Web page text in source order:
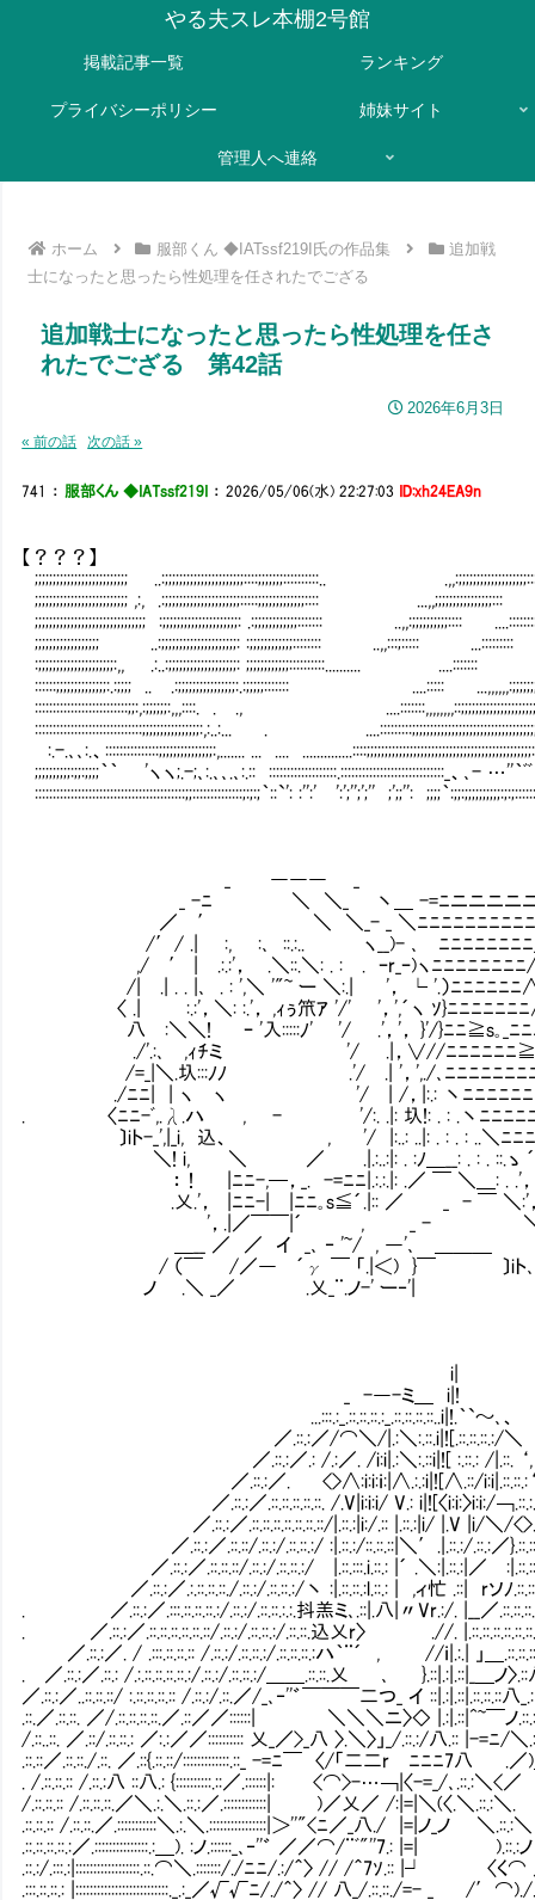
やる夫スレ本棚2号館
掲載記事一覧 ランキング
プライバシーポリシー 姉妹サイト
管理人へ連絡
ホーム 服部くん ◆IATssf219I氏の作品集
追加戦
士になったと思ったら性処理を任されたでござる
追加戦士になったと思ったら性処理を任さ
れたでござる 第42話
2026年6月3日
« 前の話 次の話 »
741 ： 服部くん ◆IATssf219I ：2026/05/06(水) 22:27:03 ID:xh24EA9n
【？？？】
;;;;;;;;;;;;;;;;;;;;;;;;;; ..:;;;;;;;;;;;;;;;;;;;;;;::::;;;;;;;::::::::::..
;;;;;;;;;;;;;;;;;;;;;;;;;; ,:, .:;;;;;;;;;;;;;;;;;;;;;:::::;;;;;;;;;;;;;:::: ...,,;;;;;;;;;;;;;;;;:::
;;;;;;;;;;;;;;;;;;;;;;;;;;;;;;; :;;;;;;;;;;;;;;;;;;;;;: .:;;;;;;;;;;;;::::::: ..,,:;;;;;;;;;;::::
;;;;;;;;;;;;;;;;;; ..:;;;;;;;;;;;;;;;;;;;;;: :;;;;;;;;;;;;:::::::: ..,,:::;:::::
:;;;;;;;;;;;;;;;;;;;;;:,, .:..:;;;;;;;;;;;;;;;;;;;: ;;;;;;;;;;;;::::::::::.......... ....:::::::
::::::;;;;;;;;;;;;;;:.:;;;; .. .:;;;;;;;;;;;;;;;;:.:;;;;;::::::: ....:::::
::::::::::::::::::::::::::;;:,:;;;;;;:,,,::::. . .,
::::::::::::::::::::::::::::::;;;;;;;;;;;;;;;;:,:..:... .
:.-.､､:.、:::::::::::::::;;;;;;;;;;;;;;;:,....... ... ....
;;;;;;;;;;:;;:;;;;｀｀ 'ヽヽ;.-;､:.､､.､:.:: :::::::::::::::::::.:::::::::::::::::::::::::::::_、､- …''｀ﾞﾞ
::::::::::::::::::::::::::::::::::::::::::;;::::::::::::::;:;:;｀::`': :'':' ':';'';';'' ;';;'': ;;;;｀
_ ――― _
_ -ﾆ ＼ ＼_ 丶＿ -=ﾆニニニニニ
／ ′ ＼ ＼_- _ ＼ﾆﾆﾆﾆﾆﾆﾆﾆﾆﾆ
/′/ .| :, :､ ::.:.. ヽ__)- ､Ⅵﾆﾆﾆﾆﾆﾆﾆﾆ
,/ ′ | .:.:'， .＼::.＼: . : . ｰr_ｰ)ヽﾆﾆﾆﾆﾆﾆﾆﾆ/
/| .| . . |､ . : ',＼ '"~ ー ＼:.| '， └ '.）ﾆﾆﾆﾆﾆﾆ∧_
〈 .| :.:'，＼: :.'， ,ｨぅ笊ｱ '/' '，',´ヽ ｿ}ﾆﾆﾆﾆﾆﾆﾆ
八 :＼＼! ｰ '入:::::ﾉ' '/ .'，'， }'/}ﾆﾆ≧s｡_ﾆﾆﾆ}-|
./'.:､ ,ｨﾁミ '/ .|，∨//ﾆﾆﾆﾆﾆﾆ≧s'｡
/=_|＼.圦:::ﾉﾉ .'/ .| '，',./､ﾆﾆﾆﾆﾆﾆﾆﾆ
./ﾆﾆ| | ヽ ヽ '/ | /，|:.: 丶ﾆﾆﾆﾆﾆﾆ
. 〈ﾆﾆ-ﾞ,.λ.ハ , - '/:. .|: 圦!: . : .丶ﾆﾆﾆﾆﾆﾆ
〕iト-_',|_i, 込、 , '/ |:..: ..|: . : . : ..＼ﾆﾆﾆ.ノ
＼! i, ＼ ／ .|.:..:|: . :ﾉ＿__: . : . ::.ゝ ´: : : :
：！ |ﾆﾆ-,─，_. -=ﾆﾆ|.:.:.|: .／ ￣ ＼＿: . .'，: : :
.乂.'， |ﾆﾆ-| |ﾆﾆ｡s≦´.|:: ／ _ - ￣ ＼:'，: : : :
'，.|／￣￣|´ , _ - ＼: : : : :
＿__ ／ ／ イ _､ ‐ '~/ , ―'､ ＿＿＿ 丶: : : :
/ （￣ /／― ´γ ￣ 「.|＜) }￣ 〕iト､ ＼
ノ .＼ _／ .乂_¨.ノ-' ー‐'| ＼ .）:
i|
_ -―-ミ＿ i|!
...:::.:_.::.::.::.:_.::.::.::.::..i|!.｀`～､、
／.::.:／/⌒＼/|.:＼:.::.i|![.::.::.::.:/＼
／.::.:／.: /.:／. /i:i|.:＼:.::i|![ :.::.: /|.::. ‘,
／.::.:／. <>∧:i:i:ｉ:|∧.:.:i|![∧.::/
／.::.:／.::.::.::.::.::. /.V|i:i:i/ V.: i|![〈i:i:〉i:i:/￢
／.::.:／.::.::.::.::.::.::.::/|.::.:|i:/.:: |.::.:|i/ |.V |i/＼/<>.::‘,
／.::.:／.::.::/.::.:/.::.::.:/ :|.::.:/::.::.::|＼′.|.::.:/.::.:／
／.::.:／.::.::.::/.::.:/.::.::.:/ |.::.:::.i.::.: |´ .＼:|.::.:|／㍉
／.::.:／.:.::.::.::./.::.:/.::.::.:/丶 :|.::.::.:l.::.: | ,ィ忙 .::| rソﾉ
. ／.::.:／.:::.::.::.::.:/.::.:/.::.::.:.:.抖羔ミ､.::|.八|〃Vr.:/. |__／
. ／.::.:／.::.::.::.::.::.::/.::.:/.::.::.:/.::.::.込乂r〉 .//.
／.::.:／. / .:::.::.::.:: /.::.:/.::.::.:/.::.::.::.:ハ｀¨´ , //ｉ|.:.| 」＿
. ／.::.:／.::.: /.:.::.::.::.::.:/.::.:/.::.::.:/＿＿.::.::.乂 ､ }.::|.:|.::|_＿ノ〉.::
／.::.:／..::.::.::/ :.::.::.::.:: /.::.:/.::.／/_､‐''゛￣￣￣二つ_ イ ::|.:|.::|.::.::.::八_.:
.::.／.::.::. ／/.::.::.::.::.／.::／／::::::| ＼＼＼ニ〉◇ |.:|.::|^~￣ノ
/.::..::. ／.::/.::.::.: ／:.:／／:::::::::: 乂_／>_八 〉.＼〉」_/.::.:/八.:: |-=ﾆ/＼
.::.::／.::.::./.::. ／.::{.::.::/:::::::::::::.::_ -=ﾆ￣ 〈/「二二r㍉ﾆﾆﾆ7八 .／)＿
. /.::.::.:: /.::.:八 ::八.: {::::::::::.::／.::::::|: <⌒>-…￢|〈-=_/､.::.:＼<／
/.::.::.:: /.::.::.::.／＼.:.＼.::.:／.::::::::::::| )／乂／ /:|=|＼(〈.＼.::.:＼.
.::.::.:: /.::.::.／.:::::::::::＼.:.＼.::::::::::::::::|＞''"<ﾆ／_八./ |=|ノ_ノ ＼.::.:
.::.::.::.::.:／.:::::::::::::::.:＿). :ノ.::::::_､‐''゛ ／／⌒/¨ﾞ"''7.: |=|
.::.:/.:::.:|::::::::::::::::::.::.⌒＼.:::::::/./ﾆﾆ/.:/＾〉 // /＾7ｿ.:: |┘ 〈く⌒ ／
.:::.::.::.: |::::::::::::::::::::::::::._.:_／√√ﾆ/./＾〉 // 八_/.::.::./=- _ /′⌒)./